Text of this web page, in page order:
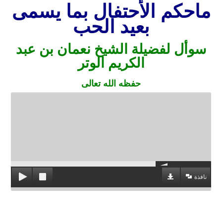
ماحكم الأحتفال بما يسمى
بعيد الحب
سوأل لفضيلة الشيخ نعمان بن عبد
الكريم الوتر
حفظه الله تعالى
نافذة